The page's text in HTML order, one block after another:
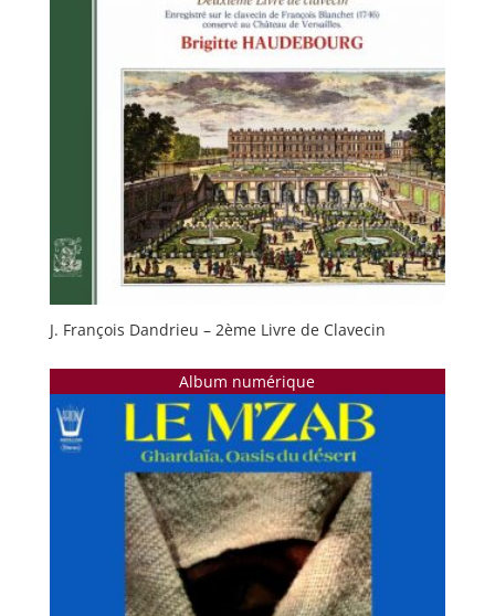
J. François Dandrieu – 2ème Livre de Clavecin
Album numérique